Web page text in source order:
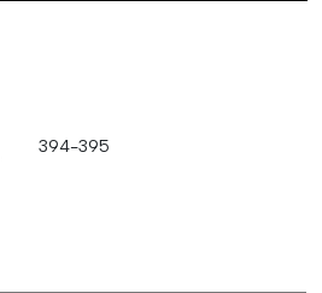
394-395